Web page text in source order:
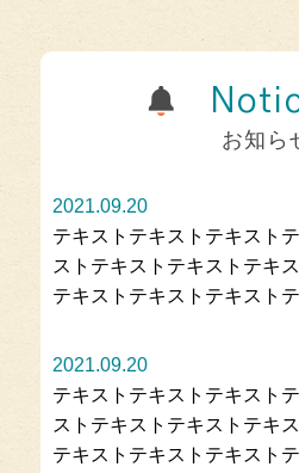
お知ら
2021.09.20
テキストテキストテキスト
ストテキストテキストテキ
テキストテキストテキスト
2021.09.20
テキストテキストテキスト
ストテキストテキストテキ
テキストテキストテキスト